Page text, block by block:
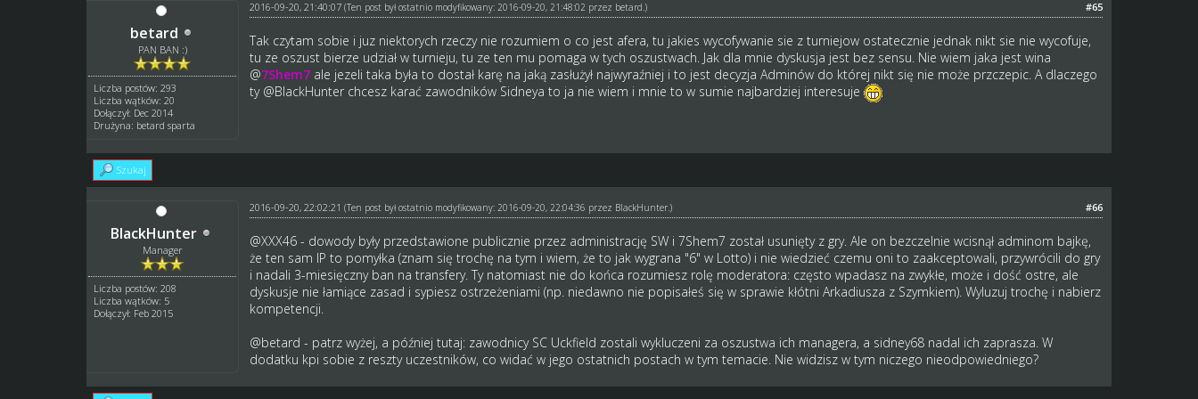
betard
PAN BAN :)
Liczba postów: 293
Liczba wątków: 20
Dołączył: Dec 2014
Drużyna: betard sparta
#65
2016-09-20, 21:40:07 (Ten post był ostatnio modyfikowany: 2016-09-20, 21:48:02 przez betard .)
Tak czytam sobie i juz niektorych rzeczy nie rozumiem o co jest afera, tu jakies wycofywanie sie z turniejow ostatecznie jednak nikt sie nie wycofuje,
tu ze oszust bierze udział w turnieju, tu ze ten mu pomaga w tych oszustwach. Jak dla mnie dyskusja jest bez sensu. Nie wiem jaka jest wina
@7Shem7ale jezeli taka była to dostał karę na jaką zasłużył najwyraźniej i to jest decyzja Adminów do której nikt się nie może przczepic. A dlaczego
ty @BlackHunterchcesz karać zawodników Sidneya to ja nie wiem i mnie to w sumie najbardziej interesuje
Szukaj
BlackHunter
Manager
Liczba postów: 208
Liczba wątków: 5
Dołączył: Feb 2015
#66
2016-09-20, 22:02:21 (Ten post był ostatnio modyfikowany: 2016-09-20, 22:04:36 przez BlackHunter.)
@XXX46 - dowody były przedstawione publicznie przez administrację SW i 7Shem7 został usunięty z gry. Ale on bezczelnie wcisnął adminom bajkę,
że ten sam IP to pomyłka (znam się trochę na tym i wiem, że to jak wygrana "6" w Lotto) i nie wiedzieć czemu oni to zaakceptowali, przywrócili do gry
i nadali 3-miesięczny ban na transfery. Ty natomiast nie do końca rozumiesz rolę moderatora: często wpadasz na zwykłe, może i dość ostre, ale
dyskusje nie łamiące zasad i sypiesz ostrzeżeniami (np. niedawno nie popisałeś się w sprawie kłótni Arkadiusza z Szymkiem). Wyluzuj trochę i nabierz
kompetencji.
@betard - patrz wyżej, a później tutaj: zawodnicy SC Uckfield zostali wykluczeni za oszustwa ich managera, a sidney68 nadal ich zaprasza. W
dodatku kpi sobie z reszty uczestników, co widać w jego ostatnich postach w tym temacie. Nie widzisz w tym niczego nieodpowiedniego?